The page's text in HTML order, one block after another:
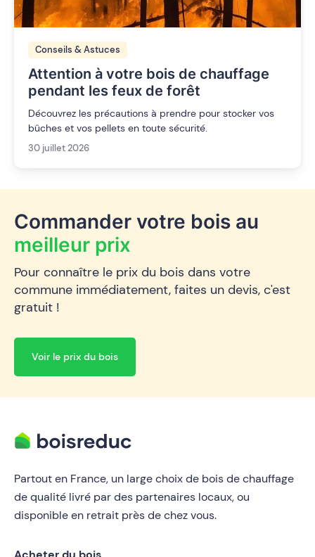
Conseils & Astuces
Attention à votre bois de chauffage
pendant les feux de forêt
Découvrez les précautions à prendre pour stocker vos
bûches et vos pellets en toute sécurité.
30 juillet 2026
Commander votre bois au
meilleur prix
Pour connaître le prix du bois dans votre
commune immédiatement, faites un devis, c'est
gratuit !
Voir le prix du bois
Partout en France, un large choix de bois de chauffage
de qualité livré par des partenaires locaux, ou
disponible en retrait près de chez vous.